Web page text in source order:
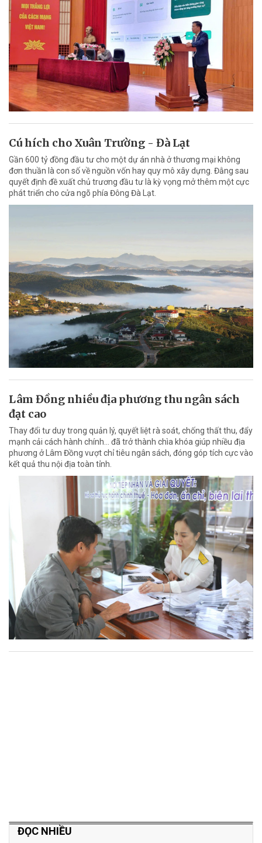
Cú hích cho Xuân Trường - Đà Lạt
Gần 600 tỷ đồng đầu tư cho một dự án nhà ở thương mại không
đơn thuần là con số về nguồn vốn hay quy mô xây dựng. Đằng sau
quyết định đề xuất chủ trương đầu tư là kỳ vọng mở thêm một cực
phát triển cho cửa ngõ phía Đông Đà Lạt.
Lâm Đồng nhiều địa phương thu ngân sách
đạt cao
Thay đổi tư duy trong quản lý, quyết liệt rà soát, chống thất thu, đẩy
mạnh cải cách hành chính... đã trở thành chìa khóa giúp nhiều địa
phương ở Lâm Đồng vượt chỉ tiêu ngân sách, đóng góp tích cực vào
kết quả thu nội địa toàn tỉnh.
ĐỌC NHIỀU